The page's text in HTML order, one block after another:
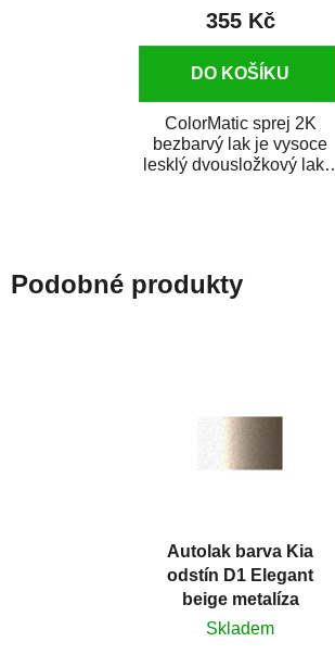
355 Kč
DO KOŠÍKU
ColorMatic sprej 2K
bezbarvý lak je vysoce
lesklý dvousložkový lak s
Podobné produkty
Autolak barva Kia
odstín D1 Elegant
beige metalíza
Skladem